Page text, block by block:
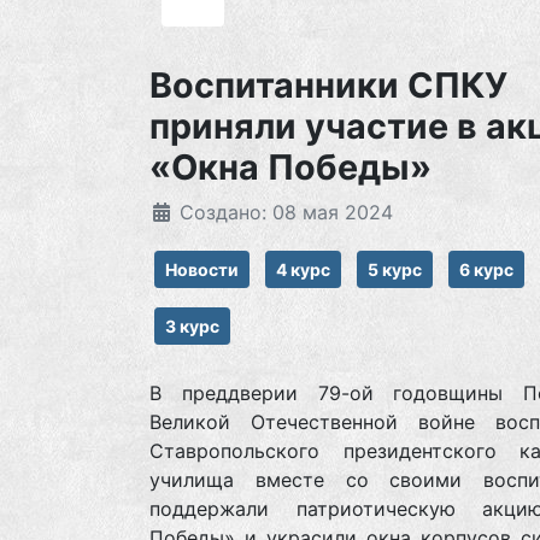
Воспитанники СПКУ
приняли участие в
«Окна Победы»
Создано: 08 мая 2024
Новости 4 курс 5 курс 6 курс
3 курс
В преддверии 79-ой годовщины
Великой Отечественной войне
Ставропольского президентского
училища вместе со своими
поддержали патриотическую